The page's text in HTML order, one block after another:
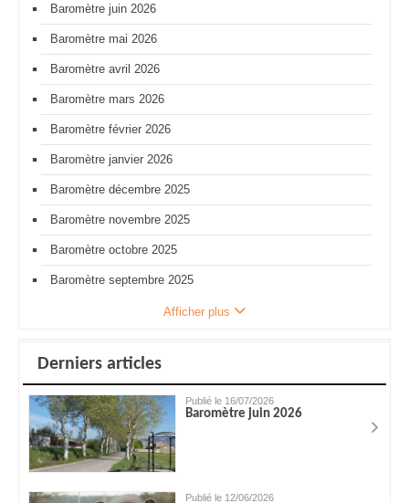
Baromètre juin 2026
Baromètre mai 2026
Baromètre avril 2026
Baromètre mars 2026
Baromètre février 2026
Baromètre janvier 2026
Baromètre décembre 2025
Baromètre novembre 2025
Baromètre octobre 2025
Baromètre septembre 2025
Afficher plus
Derniers articles
Publié le 16/07/2026
Baromètre juin 2026
Publié le 12/06/2026